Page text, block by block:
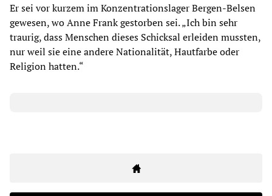
Er sei vor kurzem im Konzentrationslager Bergen-Belsen
gewesen, wo Anne Frank gestorben sei. „Ich bin sehr
traurig, dass Menschen dieses Schicksal erleiden mussten,
nur weil sie eine andere Nationalität, Hautfarbe oder
Religion hatten.“